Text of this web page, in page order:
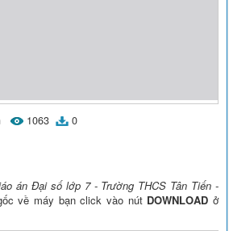
1063 0
án Đại số lớp 7 - Trường THCS Tân Tiến -
về máy bạn click vào nút DOWNLOAD ở